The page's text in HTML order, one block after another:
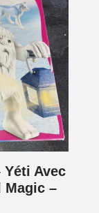
Yéti Avec
Magic –